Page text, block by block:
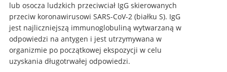
lub osocza ludzkich przeciwciał IgG skierowanych
przeciw koronawirusowi SARS-CoV-2 (białku S). IgG
jest najliczniejszą immunoglobuliną wytwarzaną w
odpowiedzi na antygen i jest utrzymywana w
organizmie po początkowej ekspozycji w celu
uzyskania długotrwałej odpowiedzi.